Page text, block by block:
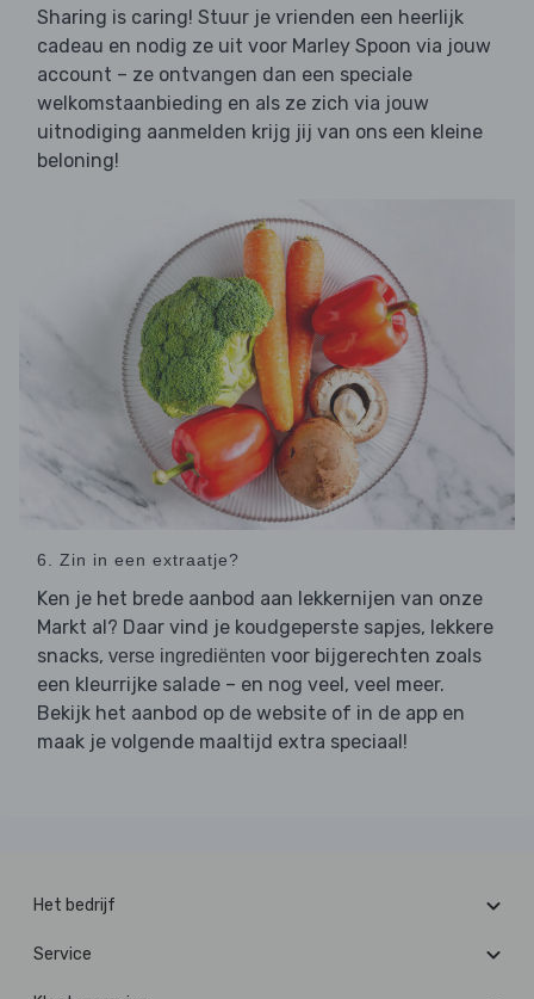
Sharing is caring! Stuur je vrienden een heerlijk
cadeau en nodig ze uit voor Marley Spoon via jouw
account – ze ontvangen dan een speciale
welkomstaanbieding en als ze zich via jouw
uitnodiging aanmelden krijg jij van ons een kleine
beloning!
6. Zin in een extraatje?
Ken je het brede aanbod aan lekkernijen van onze
Markt al? Daar vind je koudgeperste sapjes, lekkere
snacks, verse ingrediënten voor bijgerechten zoals
een kleurrijke salade – en nog veel, veel meer.
Bekijk het aanbod op de website of in de app en
maak je volgende maaltijd extra speciaal!
Het bedrijf
Service